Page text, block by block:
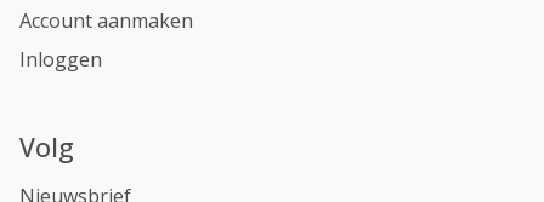
Account aanmaken
Inloggen
Volg
Nieuwsbrief